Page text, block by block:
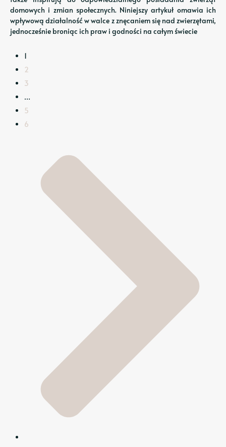
domowych i zmian społecznych. Niniejszy artykuł omawia ich
wpływową działalność w walce z znęcaniem się nad zwierzętami,
jednocześnie broniąc ich praw i godności na całym świecie
1
2
3
…
5
6